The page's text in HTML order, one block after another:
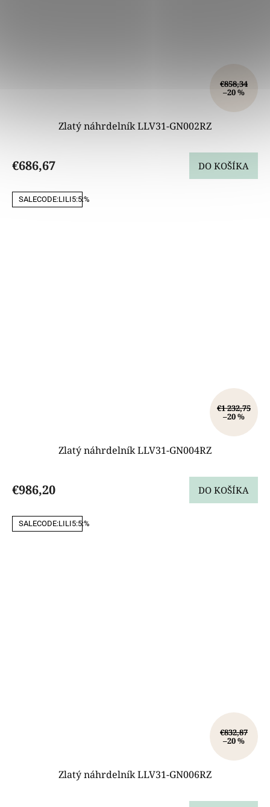
€858,34
–20 %
Zlatý náhrdelník LLV31-GN002RZ
€686,67 DO KOŠÍKA
SALECODE:LILI5:5:%
€1 232,75
–20 %
Zlatý náhrdelník LLV31-GN004RZ
€986,20 DO KOŠÍKA
SALECODE:LILI5:5:%
€832,87
–20 %
Zlatý náhrdelník LLV31-GN006RZ